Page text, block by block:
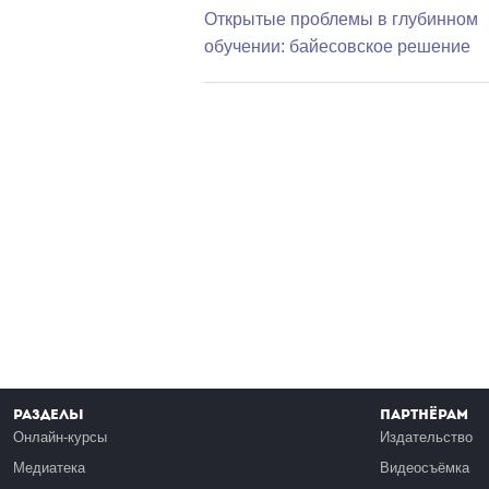
Открытые проблемы в глубинном
обучении: байесовское решение
Разделы
Онлайн-курсы
Медиатека
Партнёрам
Издательство
Видеосъёмка